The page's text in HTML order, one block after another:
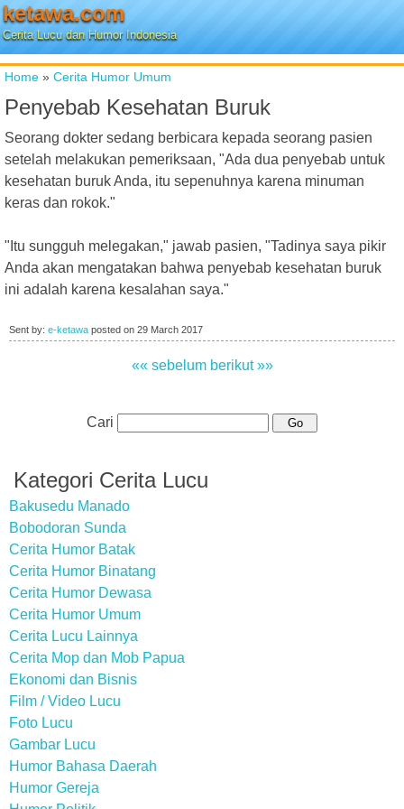
ketawa.com
Cerita Lucu dan Humor Indonesia
Home » Cerita Humor Umum
Penyebab Kesehatan Buruk
Seorang dokter sedang berbicara kepada seorang pasien
setelah melakukan pemeriksaan, "Ada dua penyebab untuk
kesehatan buruk Anda, itu sepenuhnya karena minuman
keras dan rokok."
"Itu sungguh melegakan," jawab pasien, "Tadinya saya pikir
Anda akan mengatakan bahwa penyebab kesehatan buruk
ini adalah karena kesalahan saya."
Sent by: e-ketawa posted on 29 March 2017
«« sebelum berikut »»
Cari
Kategori Cerita Lucu
Bakusedu Manado
Bobodoran Sunda
Cerita Humor Batak
Cerita Humor Binatang
Cerita Humor Dewasa
Cerita Humor Umum
Cerita Lucu Lainnya
Cerita Mop dan Mob Papua
Ekonomi dan Bisnis
Film / Video Lucu
Foto Lucu
Gambar Lucu
Humor Bahasa Daerah
Humor Gereja